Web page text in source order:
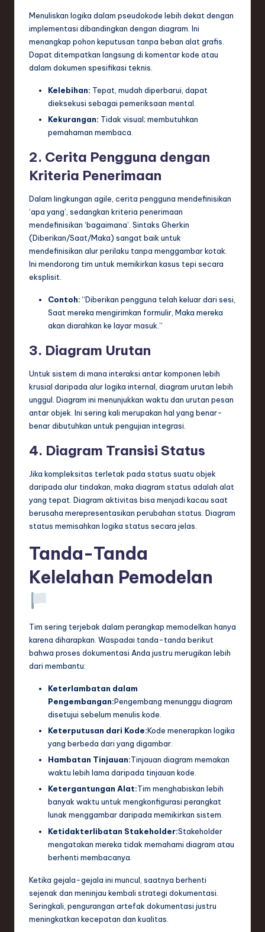
Menuliskan logika dalam pseudokode lebih dekat dengan
implementasi dibandingkan dengan diagram. Ini
menangkap pohon keputusan tanpa beban alat grafis.
Dapat ditempatkan langsung di komentar kode atau
dalam dokumen spesifikasi teknis.
Kelebihan: Tepat, mudah diperbarui, dapat
dieksekusi sebagai pemeriksaan mental.
Kekurangan: Tidak visual; membutuhkan
pemahaman membaca.
2. Cerita Pengguna dengan
Kriteria Penerimaan
Dalam lingkungan agile, cerita pengguna mendefinisikan
‘apa yang’, sedangkan kriteria penerimaan
mendefinisikan ‘bagaimana’. Sintaks Gherkin
(Diberikan/Saat/Maka) sangat baik untuk
mendefinisikan alur perilaku tanpa menggambar kotak.
Ini mendorong tim untuk memikirkan kasus tepi secara
eksplisit.
Contoh:“Diberikan pengguna telah keluar dari sesi,
Saat mereka mengirimkan formulir, Maka mereka
akan diarahkan ke layar masuk.”
3. Diagram Urutan
Untuk sistem di mana interaksi antar komponen lebih
krusial daripada alur logika internal, diagram urutan lebih
unggul. Diagram ini menunjukkan waktu dan urutan pesan
antar objek. Ini sering kali merupakan hal yang benar-
benar dibutuhkan untuk pengujian integrasi.
4. Diagram Transisi Status
Jika kompleksitas terletak pada status suatu objek
daripada alur tindakan, maka diagram status adalah alat
yang tepat. Diagram aktivitas bisa menjadi kacau saat
berusaha merepresentasikan perubahan status. Diagram
status memisahkan logika status secara jelas.
Tanda-Tanda
Kelelahan Pemodelan
Tim sering terjebak dalam perangkap memodelkan hanya
karena diharapkan. Waspadai tanda-tanda berikut
bahwa proses dokumentasi Anda justru merugikan lebih
dari membantu:
Keterlambatan dalam
Pengembangan:Pengembang menunggu diagram
disetujui sebelum menulis kode.
Keterputusan dari Kode:Kode menerapkan logika
yang berbeda dari yang digambar.
Hambatan Tinjauan:Tinjauan diagram memakan
waktu lebih lama daripada tinjauan kode.
Ketergantungan Alat:Tim menghabiskan lebih
banyak waktu untuk mengkonfigurasi perangkat
lunak menggambar daripada memikirkan sistem.
Ketidakterlibatan Stakeholder:Stakeholder
mengatakan mereka tidak memahami diagram atau
berhenti membacanya.
Ketika gejala-gejala ini muncul, saatnya berhenti
sejenak dan meninjau kembali strategi dokumentasi.
Seringkali, pengurangan artefak dokumentasi justru
meningkatkan kecepatan dan kualitas.